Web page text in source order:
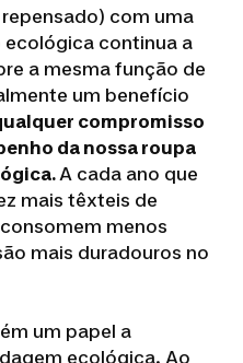
com uma
continua a
a mesma função de
um benefício
compromisso
da nossa roupa
A cada ano que
mais têxteis de
menos
mais duradouros no
um papel a
ecológica. Ao